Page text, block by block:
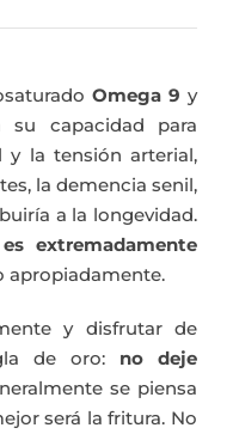
Omega 9 y
su capacidad para
y la tensión arterial,
la demencia senil,
a la longevidad.
extremadamente
apropiadamente.
y disfrutar de
de oro: no deje
se piensa
será la fritura. No